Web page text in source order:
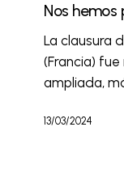
Nos
La clausura
(Francia)
ampliada,
13/03/2024